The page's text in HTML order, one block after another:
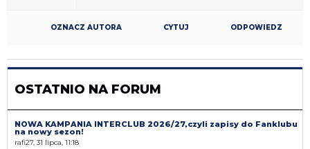
OZNACZ AUTORA CYTUJ ODPOWIEDZ
OSTATNIO NA FORUM
NOWA KAMPANIA INTERCLUB 2026/27,czyli zapisy do Fanklubu
na nowy sezon!
rafi27, 31 lipca, 11:18